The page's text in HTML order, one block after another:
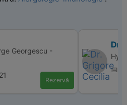
Georgescu -
Rezervă
Dr.
📅